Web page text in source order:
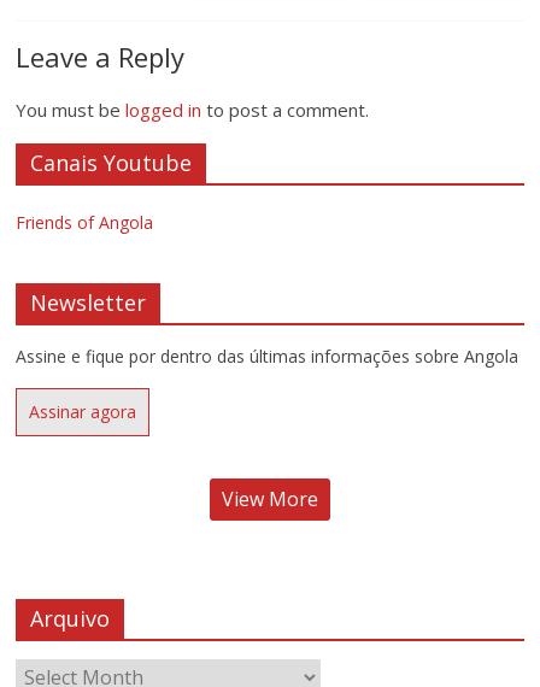
Leave a Reply
You must belogged in to post a comment.
Canais Youtube
Friends of Angola
Newsletter
Assine e fique por dentro das últimas informações sobre Angola
Assinar agora
View More
Arquivo